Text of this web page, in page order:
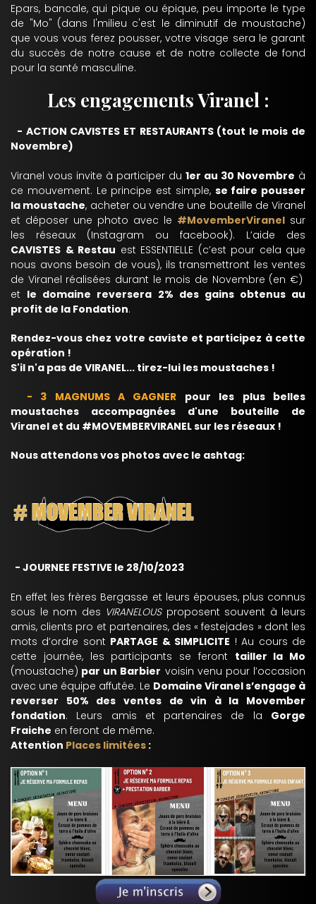
Epars, bancale, qui pique ou épique, peu importe le type
de "Mo" (dans l'milieu c'est le diminutif de moustache)
que vous vous ferez pousser, votre visage sera le garant
du succès de notre cause et de notre collecte de fond
pour la santé masculine.
Les engagements Viranel :
- ACTION CAVISTES ET RESTAURANTS (tout le mois de
Novembre)
Viranel vous invite à participer du 1er au 30 Novembre à
ce mouvement. Le principe est simple, se faire pousser
la moustache, acheter ou vendre une bouteille de Viranel
et déposer une photo avec le #MovemberViranel sur
les réseaux (Instagram ou facebook). L’aide des
CAVISTES & Restau est ESSENTIELLE (c’est pour cela que
nous avons besoin de vous), ils transmettront les ventes
de Viranel réalisées durant le mois de Novembre (en €)
et le domaine reversera 2% des gains obtenus au
profit de la Fondation.
Rendez-vous chez votre caviste et participez à cette
opération !
S'il n'a pas de VIRANEL... tirez-lui les moustaches !
- 3 MAGNUMS A GAGNER pour les plus belles
moustaches accompagnées d'une bouteille de
Viranel et du #MOVEMBERVIRANEL sur les réseaux !
Nous attendons vos photos avec le ashtag:
- JOURNEE FESTIVE le 28/10/2023
En effet les frères Bergasse et leurs épouses, plus connus
sous le nom des VIRANELOUSproposent souvent à leurs
amis, clients pro et partenaires, des « festejades » dont les
mots d’ordre sont PARTAGE & SIMPLICITE ! Au cours de
cette journée, les participants se feront tailler la Mo
(moustache) par un Barbier voisin venu pour l’occasion
avec une équipe affutée. Le Domaine Viranel s’engage à
reverser 50% des ventes de vin à la Movember
fondation. Leurs amis et partenaires de la Gorge
Fraiche en feront de même.
Attention Places limitées :